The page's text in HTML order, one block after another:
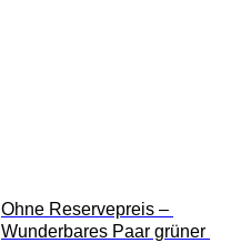
Ohne Reservepreis –
Wunderbares Paar grüner